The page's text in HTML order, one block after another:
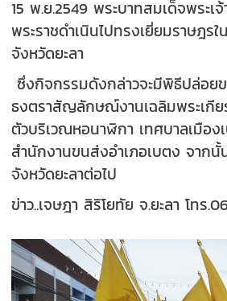
15 พ.ย.2549 พระบาทสมเด็จพระเ
พระราชดำเนินไปทรงเยี่ยมราษฎร
จังหวัดยะลา
ซึ่งกิจกรรมดังกล่าวจะมีพิธีปล่อย
ธงตราสัญลักษณ์งานเฉลิมพระเกี
ตัวบริเวณหอนาฬิกา เทศบาลเมือง
สำนักงานขนส่งอำเภอเบตง จากนั้
จังหวัดยะลาต่อไป
ข่าว..เจษฎา สิริโยทัย จ.ยะลา โทร